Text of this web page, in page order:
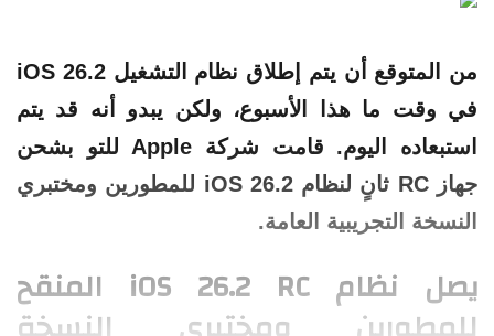
من المتوقع أن يتم إطلاق نظام التشغيل iOS 26.2
في وقت ما هذا الأسبوع، ولكن يبدو أنه قد يتم
استبعاده اليوم. قامت شركة Apple للتو بشحن
جهاز RC ثانٍ لنظام iOS 26.2 للمطورين ومختبري
النسخة التجريبية العامة.
يصل نظام iOS 26.2 RC المنقح